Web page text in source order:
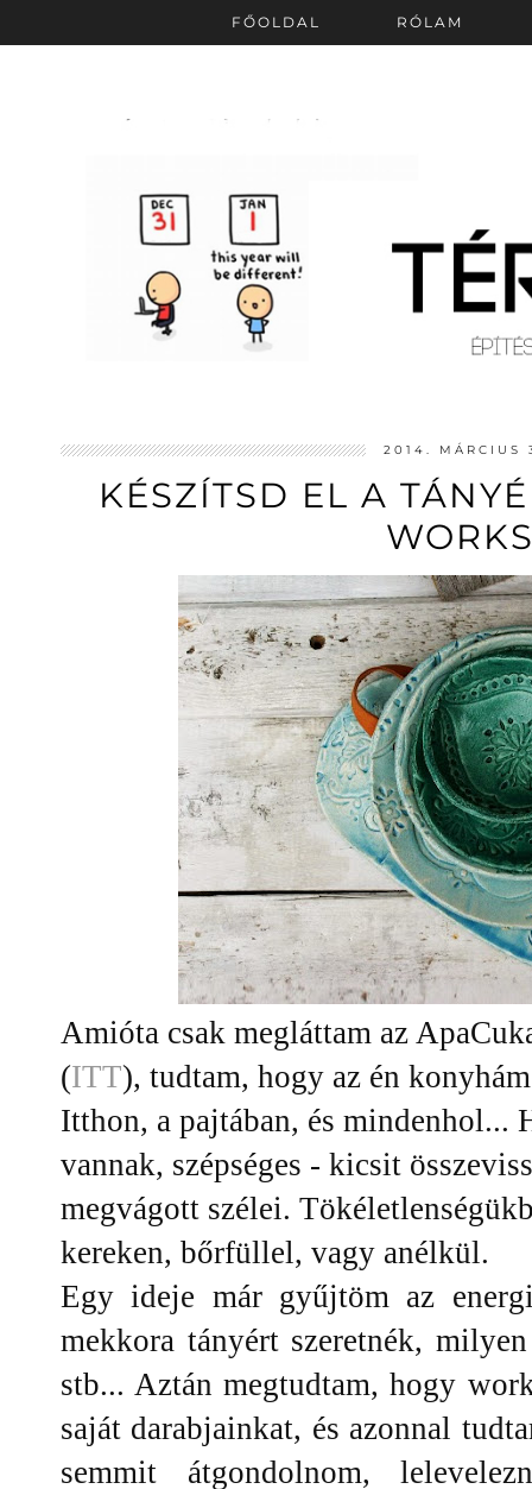
FŐOLDAL RÓLAM
2014. MÁRCIUS
KÉSZÍTSD EL A
Amióta csak megláttam az
(ITT), tudtam, hogy az én
Itthon, a pajtában, és
vannak, szépséges - kicsit
megvágott szélei.
kereken, bőrfüllel, vagy anélkül.
Egy ideje már gyűjtöm az
mekkora tányért szeretnék,
stb... Aztán megtudtam, hogy
saját darabjainkat, és azonnal
semmit átgondolnom,